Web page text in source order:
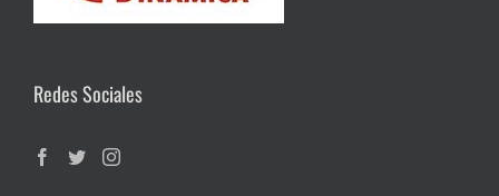
Redes Sociales